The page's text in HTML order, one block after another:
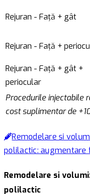
Rejuran - Față + gât
Rejuran - Față +
Rejuran - Față + gât +
periocular
Procedurile injectabile
cost suplimentar de
Remodelare si
polilactic: augmentare
Remodelare si
polilactic